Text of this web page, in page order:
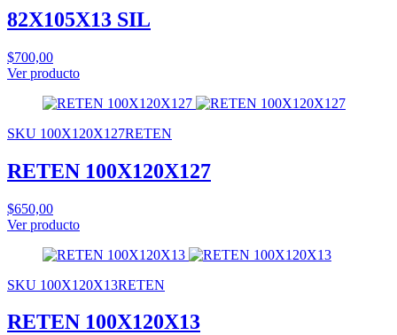
82X105X13 SIL
$700,00
Ver producto
SKU 100X120X127RETEN
RETEN 100X120X127
$650,00
Ver producto
SKU 100X120X13RETEN
RETEN 100X120X13